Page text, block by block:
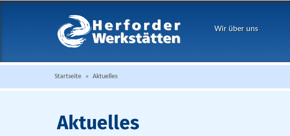
Wir über uns
Startseite » Aktuelles
Aktuelles